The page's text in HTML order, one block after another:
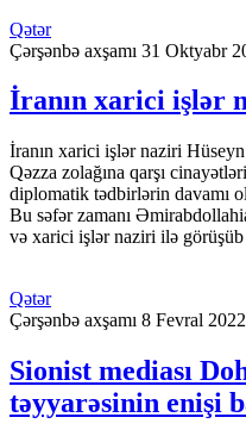
Qətər
Çərşənbə axşamı 31 Oktyabr
İranın xarici işlər
İranın xarici işlər naziri
Qəzza zolağına qarşı
diplomatik tədbirlərin davamı
Bu səfər zamanı
və xarici işlər naziri ilə görüşüb
Qətər
Çərşənbə axşamı 8 Fevral
Sionist mediası
təyyarəsinin enişi